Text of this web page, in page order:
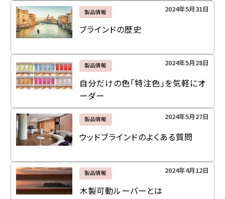
製品情報 2024年5月31日
ブラインドの歴史
製品情報 2024年5月28日
自分だけの色「特注色」を気軽にオ
ーダー
製品情報 2024年5月27日
ウッドブラインドのよくある質問
製品情報 2024年4月12日
木製可動ルーバーとは